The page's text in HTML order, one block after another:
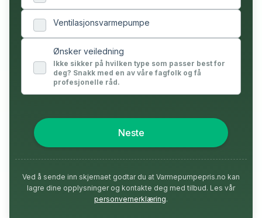
Ventilasjonsvarmepumpe
Ønsker veiledning
Ikke sikker på hvilken type som passer best for
deg? Snakk med en av våre fagfolk og få
profesjonelle råd.
Neste
Ved å sende inn skjemaet godtar du at Varmepumpepris.no kan
lagre dine opplysninger og kontakte deg med tilbud. Les vår
personvernerklæring.